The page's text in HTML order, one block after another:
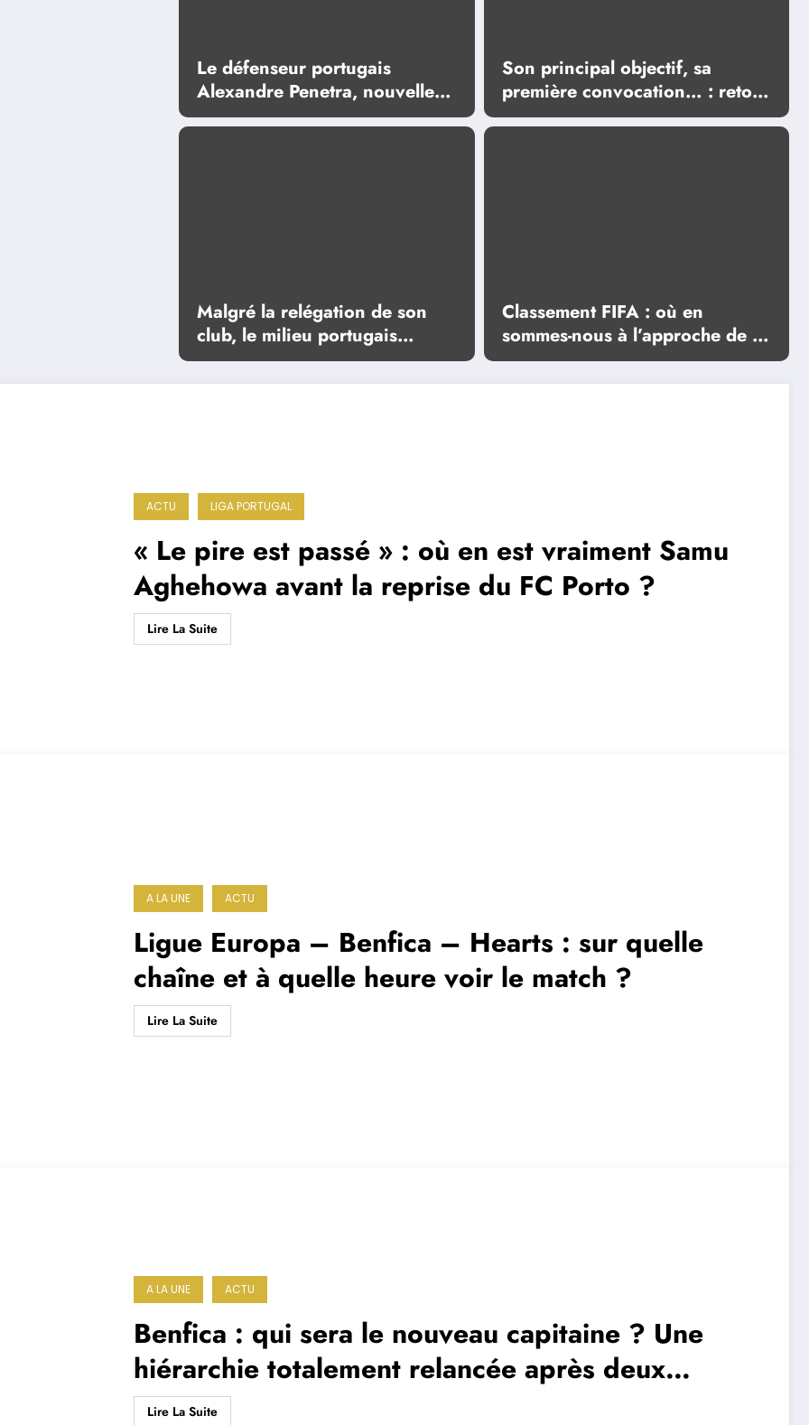
Le défenseur portugais
Alexandre Penetra, nouvelle
tête d’affiche d’un projet très
Malgré la relégation de son
club, le milieu portugais
Florentino Luís va rester en
Premier League
Son principal objectif, sa
première convocation… : retour
sur les moments forts de la
Classement FIFA : où en
sommes-nous à l’approche de la
Finale de la Coupe du Monde
2026 ?
ACTU LIGA PORTUGAL
« Le pire est passé » : où en est vraiment Samu
Aghehowa avant la reprise du FC Porto ?
Lire La Suite
A LA UNE ACTU
Ligue Europa – Benfica – Hearts : sur quelle
chaîne et à quelle heure voir le match ?
Lire La Suite
A LA UNE ACTU
Benfica : qui sera le nouveau capitaine ? Une
hiérarchie totalement relancée après deux
départs majeurs
Lire La Suite